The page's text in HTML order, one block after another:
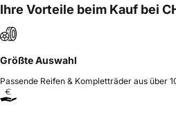
Ihre Vorteile beim Kauf bei
Größte Auswahl
Passende Reifen & Kompletträder aus über